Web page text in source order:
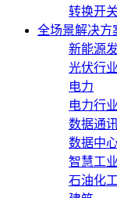
转换开关
全场景解决方
新能源
光伏行业
电力
电力行业
数据通
数据中
智慧工业
石油化